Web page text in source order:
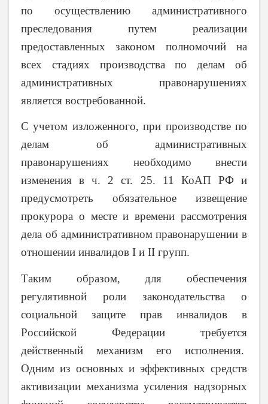
по осуществлению административного
преследования путем реализации
предоставленных законом полномочий на
всех стадиях производства по делам об
административных правонарушениях
является востребованной.
С учетом изложенного, при производстве по
делам об административных
правонарушениях необходимо внести
изменения в ч. 2 ст. 25. 11 КоАП РФ и
предусмотреть обязательное извещение
прокурора о месте и времени рассмотрения
дела об административном правонарушении в
отношении инвалидов I и II групп.
Таким образом, для обеспечения
регулятивной роли законодательства о
социальной защите прав инвалидов в
Российской Федерации требуется
действенный механизм его исполнения.
Одним из основных и эффективных средств
активизации механизма усиления надзорных